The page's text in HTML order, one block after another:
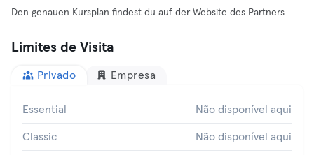
Den genauen Kursplan findest du auf der Website des Partners
Limites de Visita
Privado Empresa
Essential Não disponível aqui
Classic Não disponível aqui